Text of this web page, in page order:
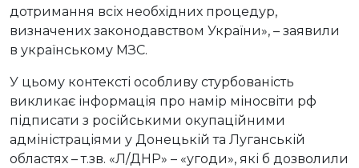
дотримання всіх необхідних процедур,
визначених законодавством України», – заявили
в українському МЗС.
У цьому контексті особливу стурбованість
викликає інформація про намір міносвіти рф
підписати з російськими окупаційними
адміністраціями у Донецькій та Луганській
областях – т.зв. «Л/ДНР» – «угоди», які б дозволили